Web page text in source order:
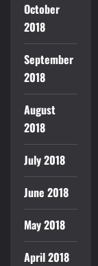
October
2018
September
2018
August
2018
July 2018
June 2018
May 2018
April 2018